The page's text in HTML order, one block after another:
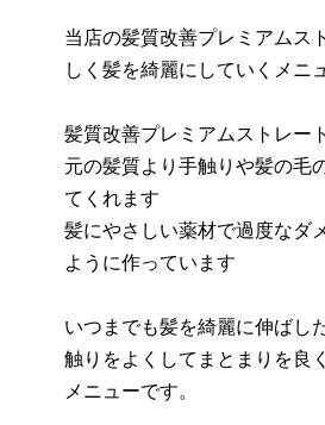
当店の髪質改善プレミアムス
しく髪を綺麗にしていくメニ
髪質改善プレミアムストレー
元の髪質より手触りや髪の毛
てくれます
髪にやさしい薬材で過度なダ
ように作っています
いつまでも髪を綺麗に伸ばし
触りをよくしてまとまりを良
メニューです。